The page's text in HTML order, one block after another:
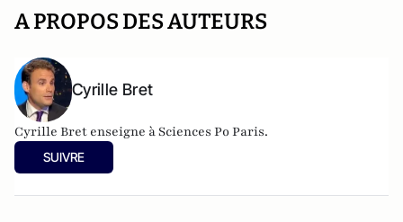
A PROPOS DES AUTEURS
Cyrille Bret
Cyrille Bret enseigne à Sciences Po Paris.
SUIVRE